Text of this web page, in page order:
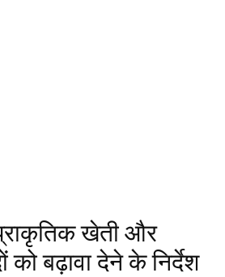
खेती और
को बढ़ावा देने के निर्देश